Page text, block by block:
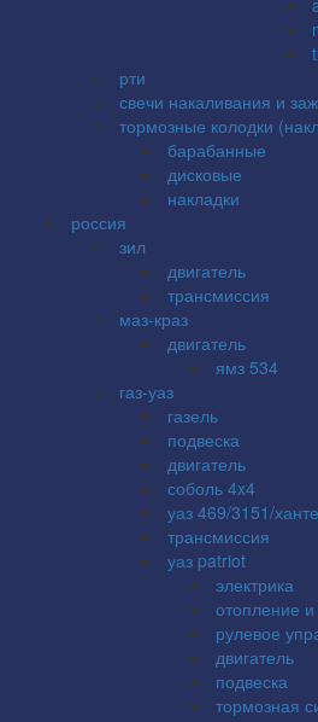
рти
свечи накаливания и
тормозные колодки
барабанные
дисковые
накладки
россия
зил
двигатель
трансмиссия
маз-краз
двигатель
ямз 534
газ-уаз
газель
подвеска
двигатель
соболь 4x4
уаз 469/3151/
трансмиссия
уаз patriot
электрика
отопление
рулевое
двигатель
подвеска
тормозная